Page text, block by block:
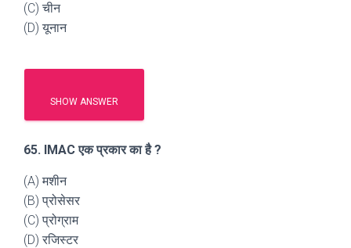
(C) चीन
(D) यूनान
SHOW ANSWER
65. IMAC एक प्रकार का है ?
(A) मशीन
(B) प्रोसेसर
(C) प्रोग्राम
(D) रजिस्टर